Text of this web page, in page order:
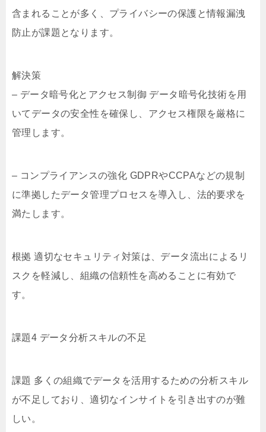
含まれることが多く、プライバシーの保護と情報漏洩
防止が課題となります。
解決策
– データ暗号化とアクセス制御 データ暗号化技術を用
いてデータの安全性を確保し、アクセス権限を厳格に
管理します。
– コンプライアンスの強化 GDPRやCCPAなどの規制
に準拠したデータ管理プロセスを導入し、法的要求を
満たします。
根拠 適切なセキュリティ対策は、データ流出によるリ
スクを軽減し、組織の信頼性を高めることに有効で
す。
課題4 データ分析スキルの不足
課題 多くの組織でデータを活用するための分析スキル
が不足しており、適切なインサイトを引き出すのが難
しい。